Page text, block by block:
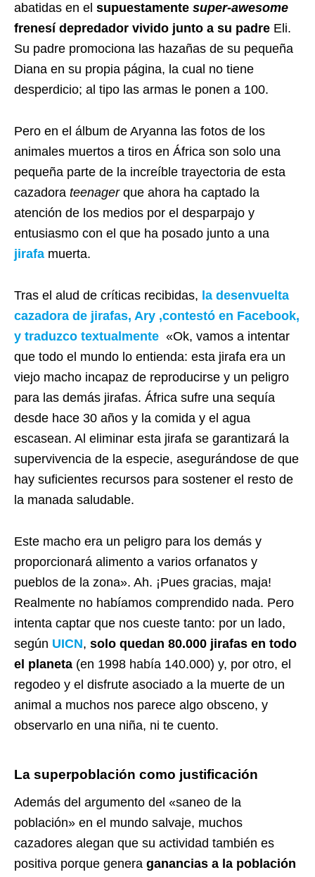
abatidas en el supuestamente super-awesome
frenesí depredador vivido junto a su padre Eli.
Su padre promociona las hazañas de su pequeña
Diana en su propia página, la cual no tiene
desperdicio; al tipo las armas le ponen a 100.
Pero en el álbum de Aryanna las fotos de los
animales muertos a tiros en África son solo una
pequeña parte de la increíble trayectoria de esta
cazadora teenagerque ahora ha captado la
atención de los medios por el desparpajo y
entusiasmo con el que ha posado junto a una
jirafa muerta.
Tras el alud de críticas recibidas, la desenvuelta
cazadora de jirafas, Ary ,contestó en Facebook,
y traduzco textualmente «Ok, vamos a intentar
que todo el mundo lo entienda: esta jirafa era un
viejo macho incapaz de reproducirse y un peligro
para las demás jirafas. África sufre una sequía
desde hace 30 años y la comida y el agua
escasean. Al eliminar esta jirafa se garantizará la
supervivencia de la especie, asegurándose de que
hay suficientes recursos para sostener el resto de
la manada saludable.
Este macho era un peligro para los demás y
proporcionará alimento a varios orfanatos y
pueblos de la zona». Ah. ¡Pues gracias, maja!
Realmente no habíamos comprendido nada. Pero
intenta captar que nos cueste tanto: por un lado,
según UICN, solo quedan 80.000 jirafas en todo
el planeta (en 1998 había 140.000) y, por otro, el
regodeo y el disfrute asociado a la muerte de un
animal a muchos nos parece algo obsceno, y
observarlo en una niña, ni te cuento.
La superpoblación como justificación
Además del argumento del «saneo de la
población» en el mundo salvaje, muchos
cazadores alegan que su actividad también es
positiva porque genera ganancias a la población